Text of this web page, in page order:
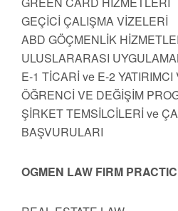
GEÇİCİ ÇALIŞMA VİZELERİ
ABD GÖÇMENLİK
ULUSLARARASI
E-1 TİCARİ ve E-2 YATIRIMCI
ÖĞRENCİ VE DEĞİŞİM
ŞİRKET TEMSİLCİLERİ ve
BAŞVURULARI
OGMEN LAW FIRM